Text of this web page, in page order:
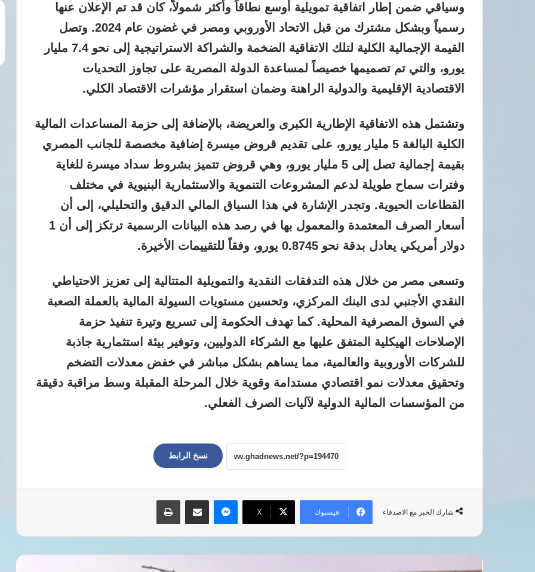
وسياقي ضمن إطار اتفاقية تمويلية أوسع نطاقاً وأكثر شمولاً، كان قد تم الإعلان عنها
رسمياً وبشكل مشترك من قبل الاتحاد الأوروبي ومصر في غضون عام 2024. وتصل
القيمة الإجمالية الكلية لتلك الاتفاقية الضخمة والشراكة الاستراتيجية إلى نحو 7.4 مليار
يورو، والتي تم تصميمها خصيصاً لمساعدة الدولة المصرية على تجاوز التحديات
الاقتصادية الإقليمية والدولية الراهنة وضمان استقرار مؤشرات الاقتصاد الكلي.
وتشتمل هذه الاتفاقية الإطارية الكبرى والعريضة، بالإضافة إلى حزمة المساعدات المالية
الكلية البالغة 5 مليار يورو، على تقديم قروض ميسرة إضافية مخصصة للجانب المصري
بقيمة إجمالية تصل إلى 5 مليار يورو، وهي قروض تتميز بشروط سداد ميسرة للغاية
وفترات سماح طويلة لدعم المشروعات التنموية والاستثمارية البنيوية في مختلف
القطاعات الحيوية. وتجدر الإشارة في هذا السياق المالي الدقيق والتحليلي، إلى أن
أسعار الصرف المعتمدة والمعمول بها في رصد هذه البيانات الرسمية ترتكز إلى أن 1
دولار أمريكي يعادل بدقة نحو 0.8745 يورو، وفقاً للتقييمات الأخيرة.
وتسعى مصر من خلال هذه التدفقات النقدية والتمويلية المتتالية إلى تعزيز الاحتياطي
النقدي الأجنبي لدى البنك المركزي، وتحسين مستويات السيولة المالية بالعملة الصعبة
في السوق المصرفية المحلية. كما تهدف الحكومة إلى تسريع وتيرة تنفيذ حزمة
الإصلاحات الهيكلية المتفق عليها مع الشركاء الدوليين، وتوفير بيئة استثمارية جاذبة
للشركات الأوروبية والعالمية، مما يساهم بشكل مباشر في خفض معدلات التضخم
وتحقيق معدلات نمو اقتصادي مستدامة وقوية خلال المرحلة المقبلة وسط مراقبة دقيقة
من المؤسسات المالية الدولية لآليات الصرف الفعلي.
نسخ الرابط
شارك الخبر مع الاصدقاء فيسبوك ‫X
ماسنجر مشاركة عبر البريد طباعة